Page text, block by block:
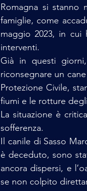
Romagna si
famiglie, come
maggio 2023, in cui
interventi.
Già in questi
riconsegnare un
Protezione Civile,
fiumi e le rotture
La situazione è
sofferenza.
Il canile di Sasso
è deceduto, sono
ancora dispersi, e
se non colpito